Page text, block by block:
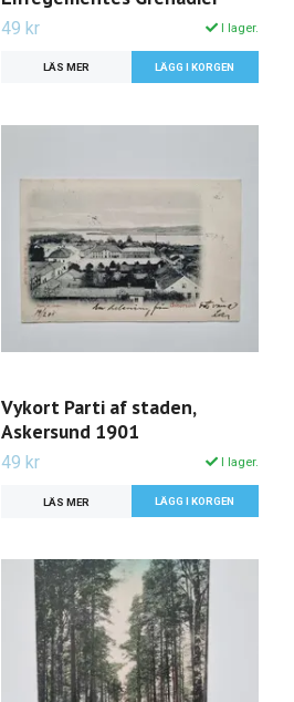
49 kr I lager.
LÄS MER
Vykort Parti af staden,
Askersund 1901
49 kr I lager.
LÄS MER